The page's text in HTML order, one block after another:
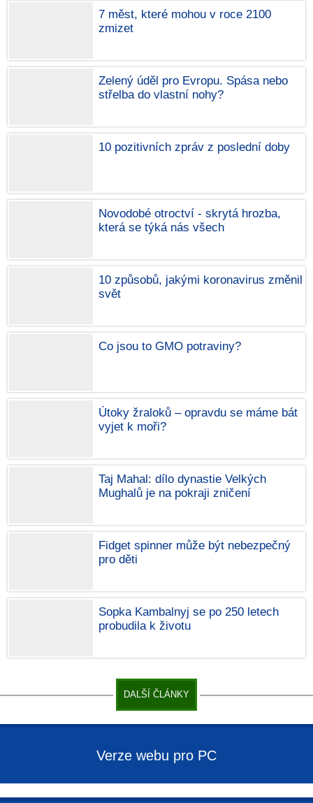
7 měst, které mohou v roce 2100
zmizet
Zelený úděl pro Evropu. Spása nebo
střelba do vlastní nohy?
10 pozitivních zpráv z poslední doby
Novodobé otroctví - skrytá hrozba,
která se týká nás všech
10 způsobů, jakými koronavirus změnil
svět
Co jsou to GMO potraviny?
Útoky žraloků – opravdu se máme bát
vyjet k moři?
Taj Mahal: dílo dynastie Velkých
Mughalů je na pokraji zničení
Fidget spinner může být nebezpečný
pro děti
Sopka Kambalnyj se po 250 letech
probudila k životu
DALŠÍ ČLÁNKY
Verze webu pro PC